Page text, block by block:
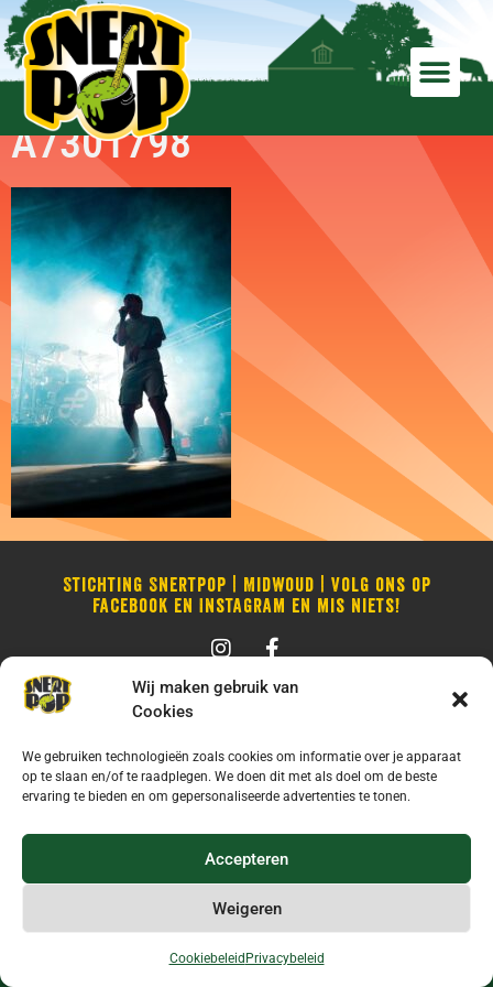
Wij maken gebruik van
Cookies
We gebruiken technologieën zoals cookies om informatie over je apparaat
op te slaan en/of te raadplegen. We doen dit met als doel om de beste
ervaring te bieden en om gepersonaliseerde advertenties te tonen.
Accepteren
Weigeren
Cookiebeleid Privacybeleid
A7301798
Stichting Snertpop | Midwoud | Volg ons op
Facebook en Instagram en mis niets!